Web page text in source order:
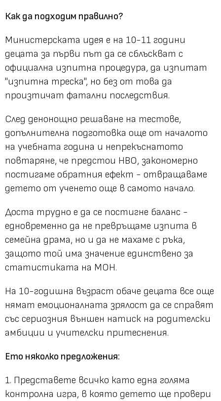
Как да подходим правилно?
Министерската идея е на 10-11 години
децата за първи път да се сблъскват с
официална изпитна процедура, да изпитат
"изпитна треска", но без от това да
произтичат фатални последствия.
След денонощно решаване на тестове,
допълнителна подготовка още от началото
на учебната година и непрекъснатото
повтаряне, че предстои НВО, закономерно
постигаме обратния ефект - отвращаваме
детето от ученето още в самото начало.
Доста трудно е да се постигне баланс -
едновременно да не превръщаме изпита в
семейна драма, но и да не махаме с ръка,
защото той има значение единствено за
статистиката на МОН.
На 10-годишна възраст обаче децата все още
нямат емоционалната зрялост да се справят
със сериозния външен натиск на родителски
амбиции и учителски притеснения.
Ето няколко предложения:
1. Представете всичко като една голяма
контролна игра, в която детето ще провери